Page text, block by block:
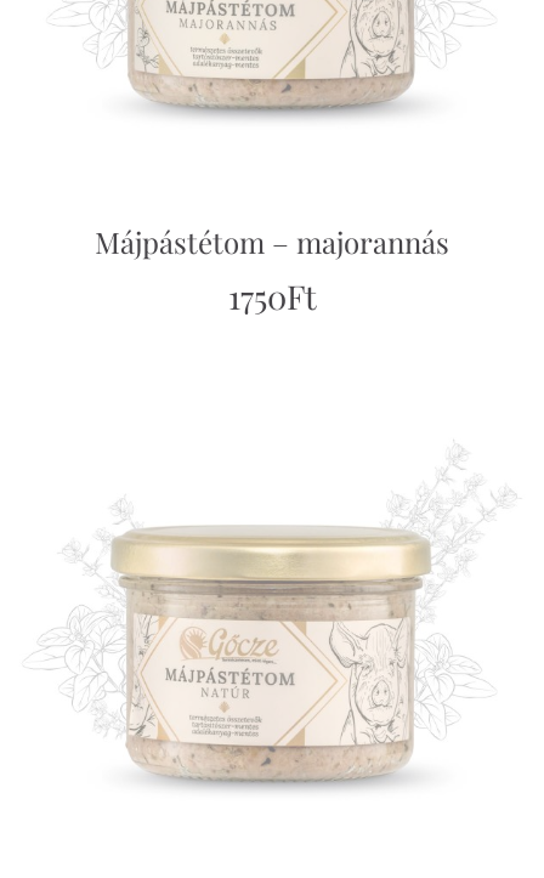
Májpástétom – majorannás
1750Ft